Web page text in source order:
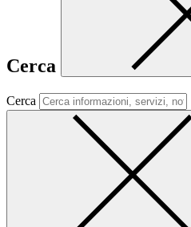
Cerca
Cerca